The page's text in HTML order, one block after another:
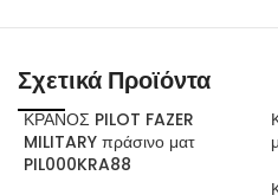
Σχετικά Προϊόντα
ΚΡΑΝΟΣ PILOT FAZER
MILITARY πράσινο ματ
PIL000KRA88